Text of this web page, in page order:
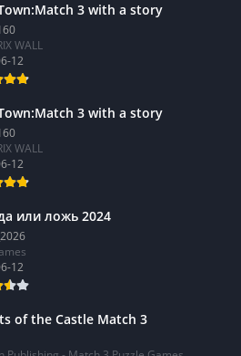
3 with a story
WALL
12
3 with a story
WALL
12
или ложь 2024
12
of the Castle Match 3